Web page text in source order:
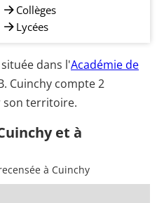
Collèges
Lycées
dans l'Académie de
Cuinchy compte 2
son territoire.
et à
à Cuinchy